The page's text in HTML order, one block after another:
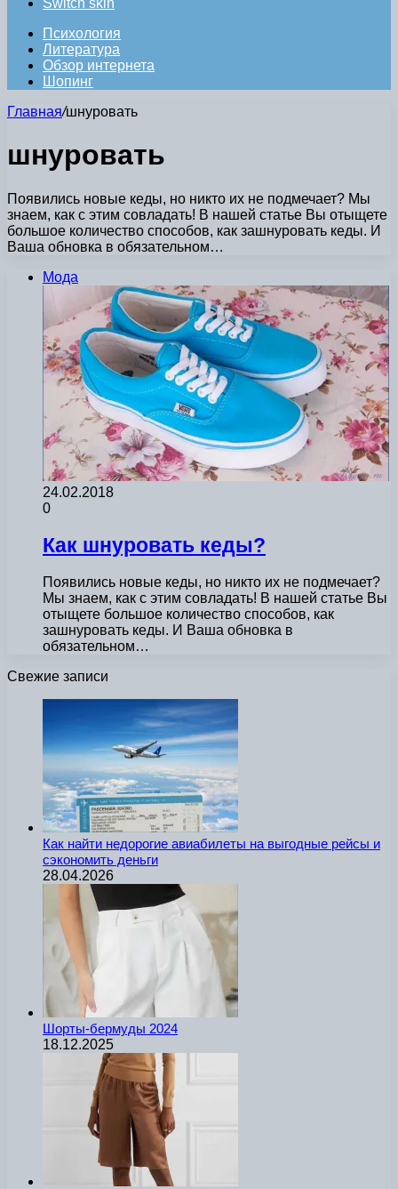
Switch skin
Психология
Литература
Обзор интернета
Шопинг
Главная/шнуровать
шнуровать
Появились новые кеды, но никто их не подмечает? Мы
знаем, как с этим совладать! В нашей статье Вы отыщете
большое количество способов, как зашнуровать кеды. И
Ваша обновка в обязательном…
Мода
24.02.2018
0
Как шнуровать кеды?
Появились новые кеды, но никто их не подмечает?
Мы знаем, как с этим совладать! В нашей статье Вы
отыщете большое количество способов, как
зашнуровать кеды. И Ваша обновка в
обязательном…
Свежие записи
Как найти недорогие авиабилеты на выгодные рейсы и
сэкономить деньги
28.04.2026
Шорты-бермуды 2024
18.12.2025